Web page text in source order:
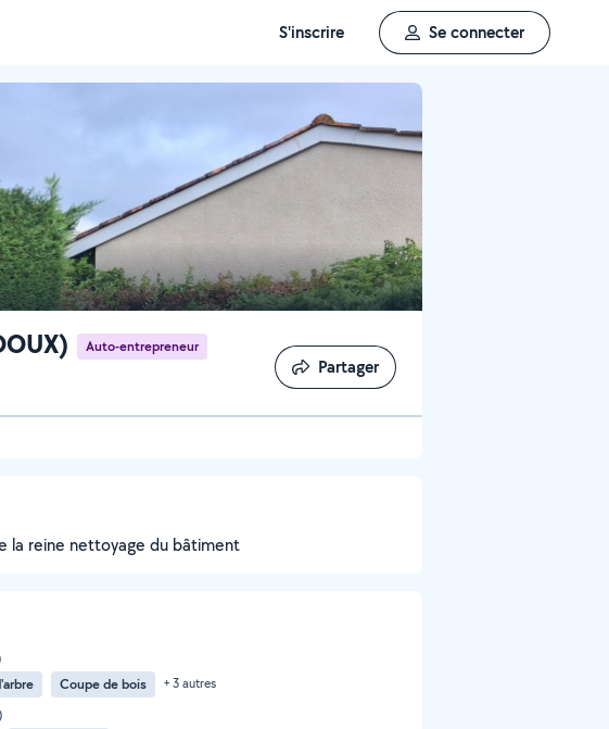
S'inscrire Se connecter
Auto-entrepreneur
Partager
Partager
la reine nettoyage du bâtiment
Coupe de bois + 3 autres